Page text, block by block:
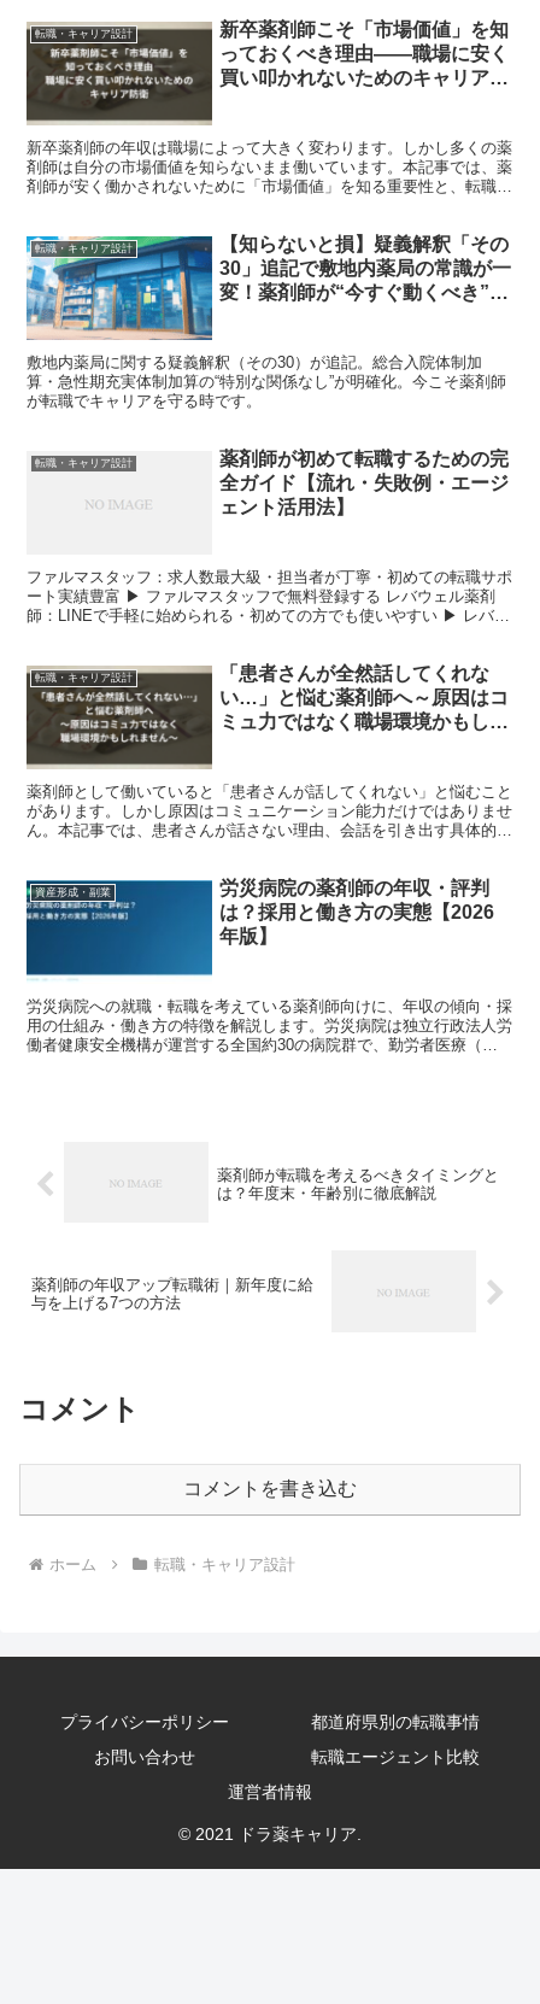
転職・キャリア設計
新卒薬剤師こそ「市場価値」を知
っておくべき理由――職場に安く
買い叩かれないためのキャリア防
新卒薬剤師の年収は職場によって大きく変わります。しかし多くの薬
剤師は自分の市場価値を知らないまま働いています。本記事では、薬
剤師が安く働かされないために「市場価値」を知る重要性と、転職エ
転職・キャリア設計
【知らないと損】疑義解釈「その
30」追記で敷地内薬局の常識が一
変！薬剤師が“今すぐ動くべき”理
敷地内薬局に関する疑義解釈（その30）が追記。総合入院体制加
算・急性期充実体制加算の“特別な関係なし”が明確化。今こそ薬剤師
が転職でキャリアを守る時です。
転職・キャリア設計
薬剤師が初めて転職するための完
全ガイド【流れ・失敗例・エージ
ェント活用法】
ファルマスタッフ：求人数最大級・担当者が丁寧・初めての転職サポ
ート実績豊富 ▶ ファルマスタッフで無料登録する レバウェル薬剤
師：LINEで手軽に始められる・初めての方でも使いやすい ▶ レバウ
転職・キャリア設計
「患者さんが全然話してくれな
い…」と悩む薬剤師へ～原因はコ
ミュ力ではなく職場環境かもしれ
薬剤師として働いていると「患者さんが話してくれない」と悩むこと
があります。しかし原因はコミュニケーション能力だけではありませ
ん。本記事では、患者さんが話さない理由、会話を引き出す具体的な
資産形成・副業
労災病院の薬剤師の年収・評判
は？採用と働き方の実態【2026
年版】
労災病院への就職・転職を考えている薬剤師向けに、年収の傾向・採
用の仕組み・働き方の特徴を解説します。労災病院は独立行政法人労
働者健康安全機構が運営する全国約30の病院群で、勤労者医療（労
薬剤師が転職を考えるべきタイミングと
は？年度末・年齢別に徹底解説
薬剤師の年収アップ転職術｜新年度に給
与を上げる7つの方法
コメント
コメントを書き込む
ホーム 転職・キャリア設計
プライバシーポリシー
都道府県別の転職事情
お問い合わせ
転職エージェント比較
運営者情報
© 2021 ドラ薬キャリア.